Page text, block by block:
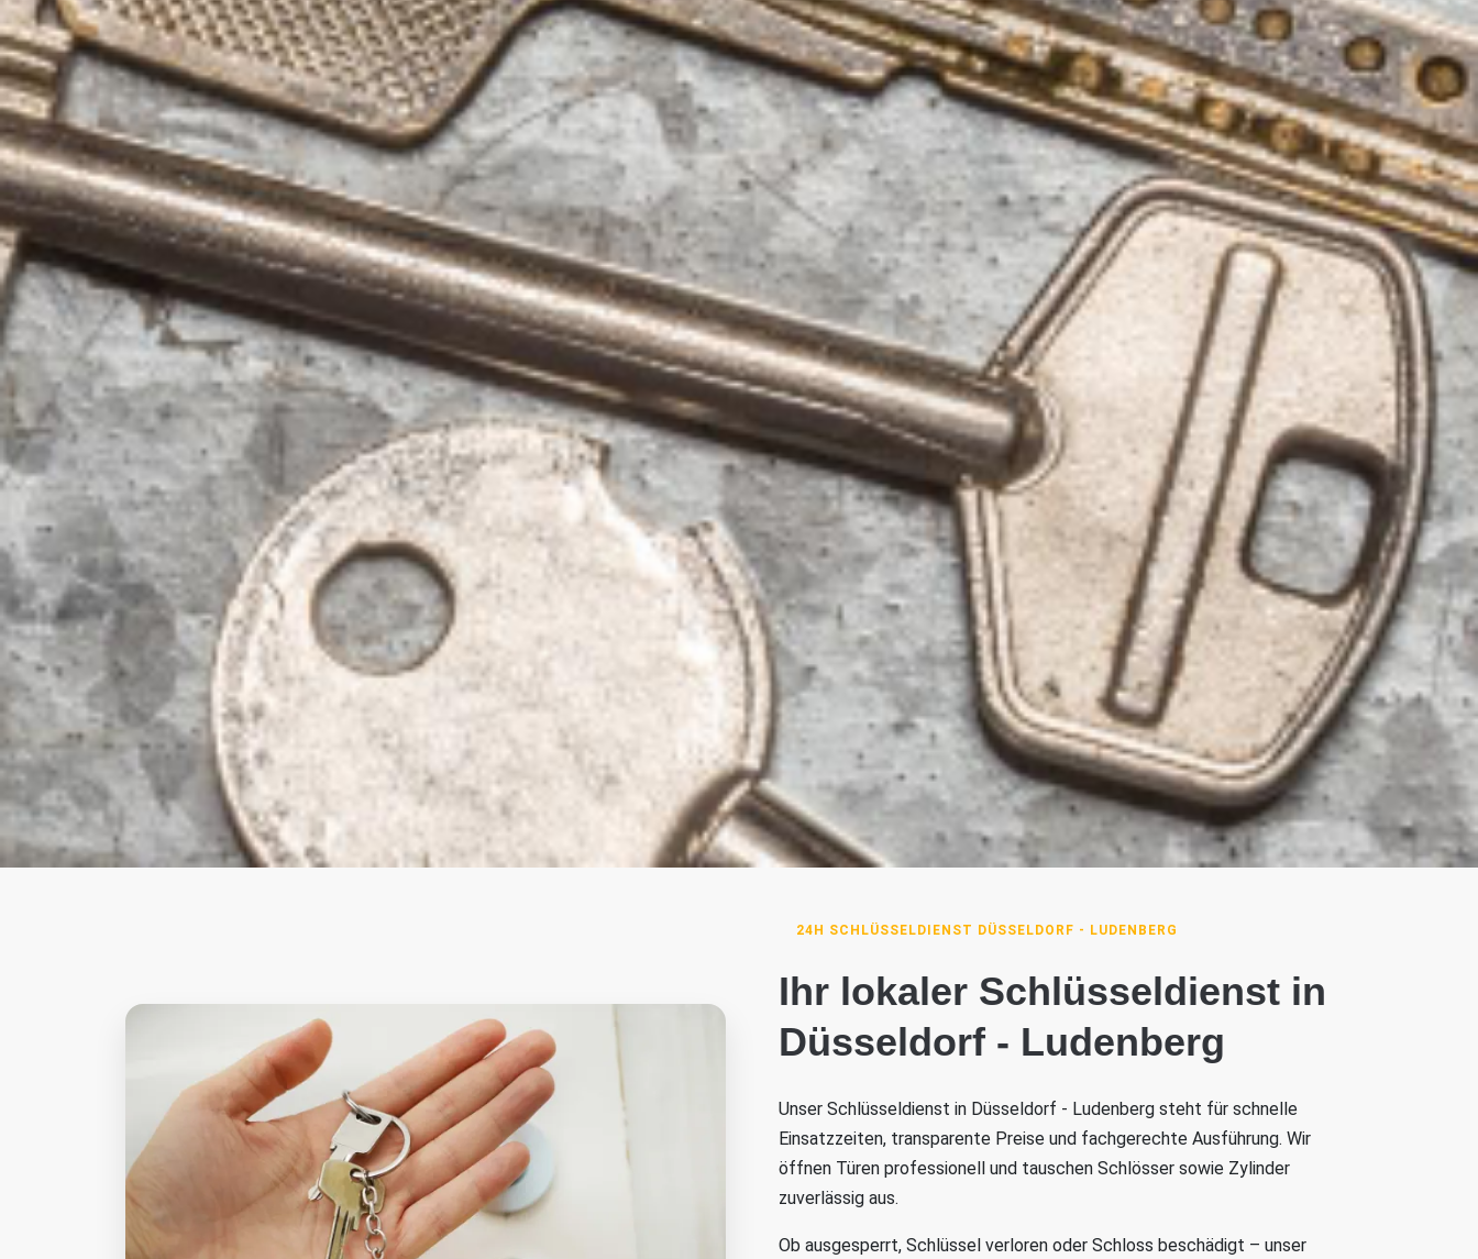
24H SCHLÜSSELDIENST DÜSSELDORF - LUDENBERG
Ihr lokaler Schlüsseldienst in
Düsseldorf - Ludenberg
Unser Schlüsseldienst in Düsseldorf - Ludenberg steht für schnelle
Einsatzzeiten, transparente Preise und fachgerechte Ausführung. Wir
öffnen Türen professionell und tauschen Schlösser sowie Zylinder
zuverlässig aus.
Ob ausgesperrt, Schlüssel verloren oder Schloss beschädigt – unser